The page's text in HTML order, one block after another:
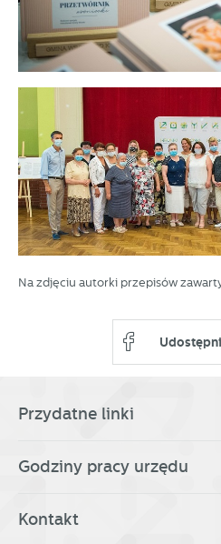
Na zdjęciu autorki przepisów
Przydatne linki
Godziny pracy urzędu
Kontakt
partnerami oraz innych
w charakterze pośredników
postaci wiadomości, ofert,
społecznościowych.